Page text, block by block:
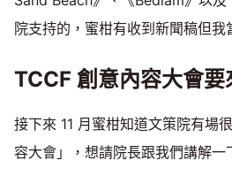
院支持的，蜜柑有收到新聞稿但
TCCF 創意內容大會要
接下來 11 月蜜柑知道文策院有場
容大會」，想請院長跟我們講解一